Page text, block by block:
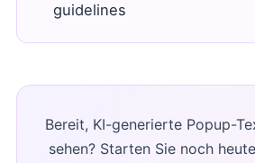
guidelines
Bereit, KI-generierte Popup-
sehen? Starten Sie noch